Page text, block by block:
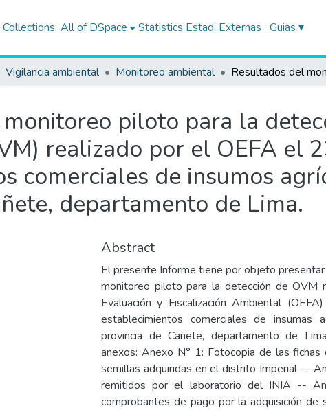
All of DSpace Statistics Estad. Externas Guias ▾
Vigilancia ambiental Monitoreo ambiental
piloto para la
realizado por el OEFA el
comerciales de insumos
departamento de Lima.
Abstract
El presente Informe tiene por objeto
monitoreo piloto para la detección de OVM
Evaluación y Fiscalización Ambiental
establecimientos comerciales de insumas
provincia de Cañete, departamento de
anexos: Anexo N° 1: Fotocopia de las
semillas adquiridas en el distrito Imperial --
remitidos por el laboratorio del INIA --
comprobantes de pago por la adquisición